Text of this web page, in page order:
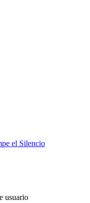
el Silencio
usuario